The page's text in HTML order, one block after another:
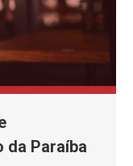
da Paraíba